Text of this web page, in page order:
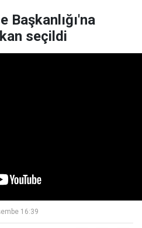
Başkanlığı'na
seçildi
16:39